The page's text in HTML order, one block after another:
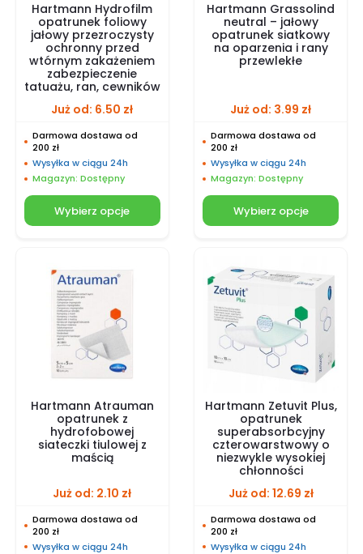
Hartmann Hydrofilm
opatrunek foliowy
jałowy przezroczysty
ochronny przed
wtórnym zakażeniem
zabezpieczenie
tatuażu, ran, cewników
Już od: 6.50 zł
Darmowa dostawa od
200 zł
Wysyłka w ciągu 24h
Magazyn: Dostępny
Wybierz opcje
Hartmann Grassolind
neutral – jałowy
opatrunek siatkowy
na oparzenia i rany
przewlekłe
Już od: 3.99 zł
Darmowa dostawa od
200 zł
Wysyłka w ciągu 24h
Magazyn: Dostępny
Wybierz opcje
Hartmann Atrauman
opatrunek z
hydrofobowej
siateczki tiulowej z
maścią
Już od: 2.10 zł
Darmowa dostawa od
200 zł
Wysyłka w ciągu 24h
Hartmann Zetuvit Plus,
opatrunek
superabsorbcyjny
czterowarstwowy o
niezwykle wysokiej
chłonności
Już od: 12.69 zł
Darmowa dostawa od
200 zł
Wysyłka w ciągu 24h